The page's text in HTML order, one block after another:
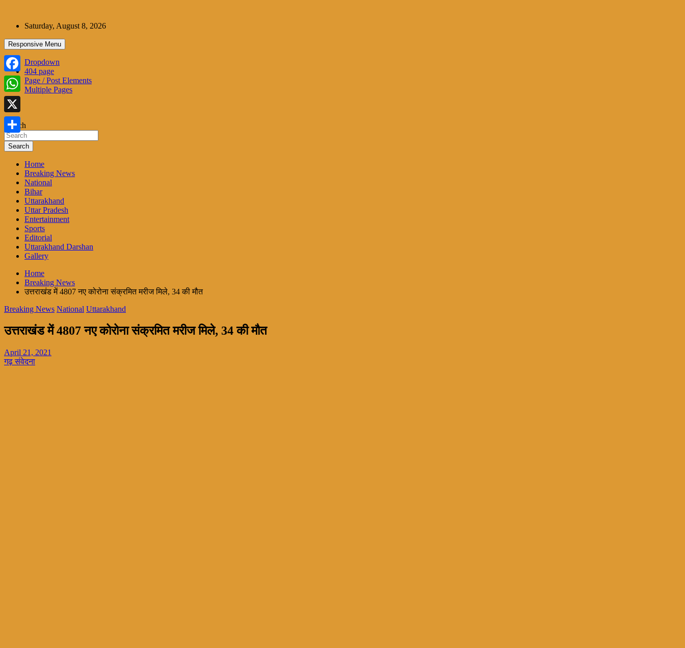
contentSaturday, August 8, 2026
Responsive Menu
Dropdown
404 page
Page / Post Elements
Multiple Pages
Search
Search
Home
Breaking News
National
Bihar
Uttarakhand
Uttar Pradesh
Entertainment
Sports
Editorial
Uttarakhand Darshan
Gallery
Home
Breaking News
उत्तराखंड में 4807 नए कोरोना संक्रमित मरीज मिले, 34 की मौत
Breaking News National Uttarakhand
उत्तराखंड में 4807 नए कोरोना संक्रमित मरीज मिले, 34 की मौत
April 21, 2021
गढ़ संवेदना
Facebook
WhatsApp
X
Share